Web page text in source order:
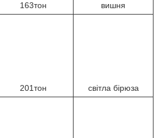
163тон вишня
201тон світла бірюза